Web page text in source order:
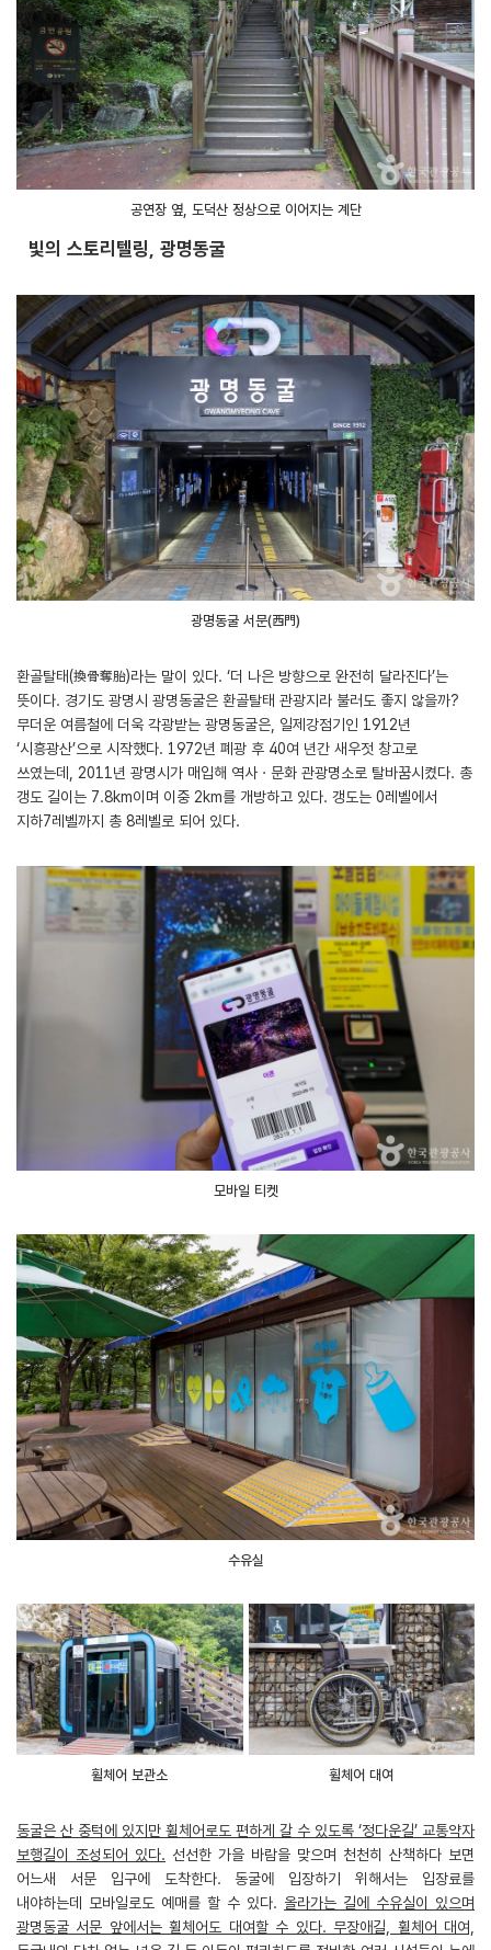
공연장 옆, 도덕산 정상으로 이어지는 계단
빛의 스토리텔링, 광명동굴
광명동굴 서문(西門)
환골탈태(換骨奪胎)라는 말이 있다. ‘더 나은 방향으로 완전히 달라진다’는
뜻이다. 경기도 광명시 광명동굴은 환골탈태 관광지라 불러도 좋지 않을까?
무더운 여름철에 더욱 각광받는 광명동굴은, 일제강점기인 1912년
‘시흥광산’으로 시작했다. 1972년 폐광 후 40여 년간 새우젓 창고로
쓰였는데, 2011년 광명시가 매입해 역사ㆍ문화 관광명소로 탈바꿈시켰다. 총
갱도 길이는 7.8km이며 이중 2km를 개방하고 있다. 갱도는 0레벨에서
지하7레벨까지 총 8레벨로 되어 있다.
모바일 티켓
수유실
휠체어 보관소 휠체어 대여
동굴은 산 중턱에 있지만 휠체어로도 편하게 갈 수 있도록 ‘정다운길’ 교통약자
보행길이 조성되어 있다. 선선한 가을 바람을 맞으며 천천히 산책하다 보면
어느새 서문 입구에 도착한다. 동굴에 입장하기 위해서는 입장료를
내야하는데 모바일로도 예매를 할 수 있다. 올라가는 길에 수유실이 있으며
광명동굴 서문 앞에서는 휠체어도 대여할 수 있다. 무장애길, 휠체어 대여,